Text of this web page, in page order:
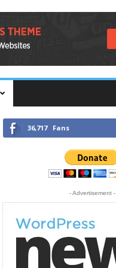
36,717 Fans
- Advertisement -